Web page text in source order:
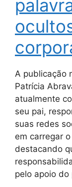
A publicação
Patrícia
atualmente
seu pai,
suas redes
em carregar
destacando
pelo apoio do